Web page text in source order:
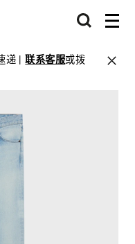
递 |联系客服或拨